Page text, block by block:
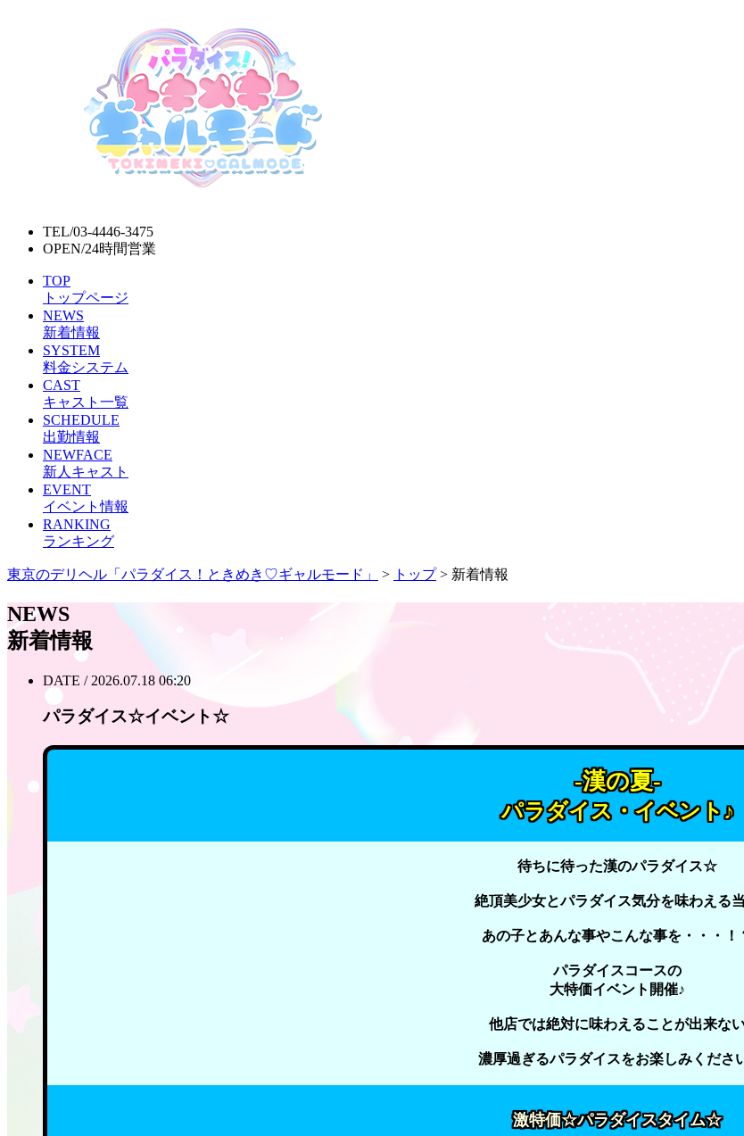
TEL/03-4446-3475
OPEN/24時間営業
TOP
トップページ
NEWS
新着情報
SYSTEM
料金システム
CAST
キャスト一覧
SCHEDULE
出勤情報
NEWFACE
新人キャスト
EVENT
イベント情報
RANKING
ランキング
東京のデリヘル「パラダイス！ときめき♡ギャルモード」 > トップ> 新着情報
NEWS
新着情報
DATE / 2026.07.18 06:20
パラダイス☆イベント☆
-漢の夏-
パラダイス・イベント♪
待ちに待った漢のパラダイス☆
絶頂美少女とパラダイス気分を味わえる
あの子とあんな事やこんな事を・・・！
パラダイスコースの
大特価イベント開催♪
他店では絶対に味わえることが出来な
濃厚過ぎるパラダイスをお楽しみくださ
激特価☆パラダイスタイム☆